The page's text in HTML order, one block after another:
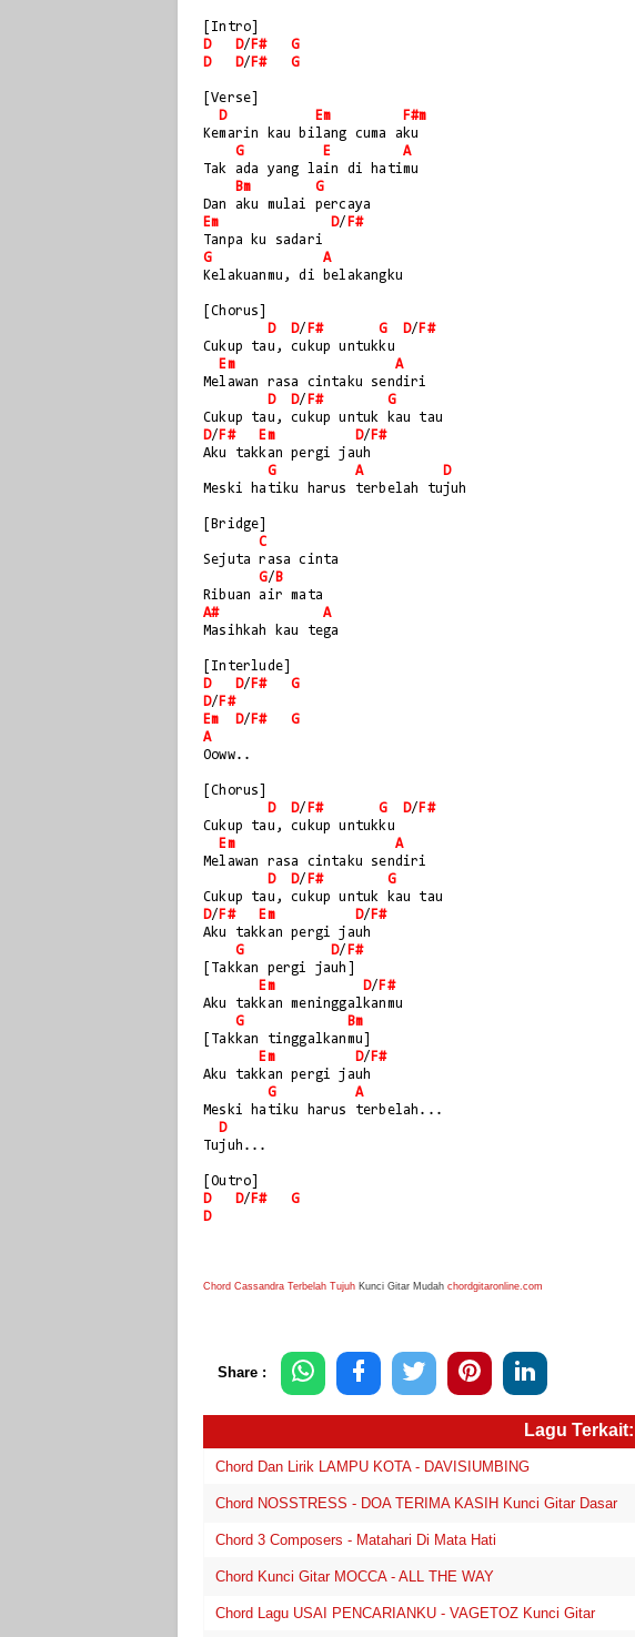
[Intro]
D
D/ F#
G
D
D/ F# G
[Verse]
D
Em
F#m
Kemarin kau bilang cuma aku
G
E
A
Tak ada yang lain di hatimu
Bm
G
Dan aku mulai percaya
Em
D/ F#
Tanpa ku sadari
G
A
Kelakuanmu, di belakangku
[Chorus]
D
D/ F# G D/ F#
Cukup tau, cukup untukku
Em
A
Melawan rasa cintaku sendiri
D
D/ F#
G
Cukup tau, cukup untuk kau tau
D/ F# Em D/ F#
Aku takkan pergi jauh
G
A
D
Meski hatiku harus terbelah tujuh
[Bridge]
C
Sejuta rasa cinta
G/ B
Ribuan air mata
A#
A
Masihkah kau tega
[Interlude]
D
D/ F#
G
D/ F#
Em
D/ F#
G
A
Ooww..
[Chorus]
D
D/ F# G D/ F#
Cukup tau, cukup untukku
Em
A
Melawan rasa cintaku sendiri
D
D/ F#
G
Cukup tau, cukup untuk kau tau
D/ F# Em D/ F#
Aku takkan pergi jauh
G
D/ F#
[Takkan pergi jauh]
Em
D/ F#
Aku takkan meninggalkanmu
G
Bm
[Takkan tinggalkanmu]
Em
D/ F#
Aku takkan pergi jauh
G
A
Meski hatiku harus terbelah...
D
Tujuh...
[Outro]
D
D/ F#
G
D
Chord Cassandra Terbelah Tujuh Kunci Gitar Mudah chordgitaronline.com
Share :
Lagu Terkait:
Chord Dan Lirik LAMPU KOTA - DAVISIUMBING
Chord NOSSTRESS - DOA TERIMA KASIH Kunci Gitar Dasar
Chord 3 Composers - Matahari Di Mata Hati
Chord Kunci Gitar MOCCA - ALL THE WAY
Chord Lagu USAI PENCARIANKU - VAGETOZ Kunci Gitar